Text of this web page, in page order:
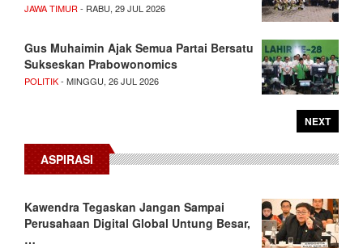
JAWA TIMUR - RABU, 29 JUL 2026
Gus Muhaimin Ajak Semua Partai Bersatu
Sukseskan Prabowonomics
POLITIK- MINGGU, 26 JUL 2026
NEXT
ASPIRASI
Kawendra Tegaskan Jangan Sampai
Perusahaan Digital Global Untung Besar,
…